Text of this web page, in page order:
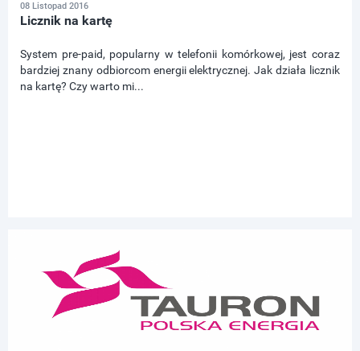
08 Listopad 2016
Licznik na kartę
System pre-paid, popularny w telefonii komórkowej, jest coraz
bardziej znany odbiorcom energii elektrycznej. Jak działa licznik
na kartę? Czy warto mi...